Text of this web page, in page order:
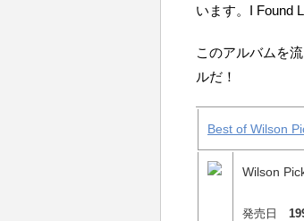
います。I Found
このアルバムを
ルだ！
Best of Wilson
Wilson
発売日